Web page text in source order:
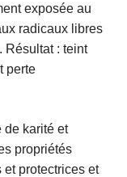
exposée au
radicaux libres
Résultat : teint
perte
de karité et
propriétés
et protectrices et